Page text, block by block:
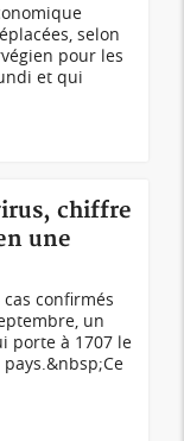
selon
pour les
et qui
chiffre
une
confirmés
un
porte à 1707 le